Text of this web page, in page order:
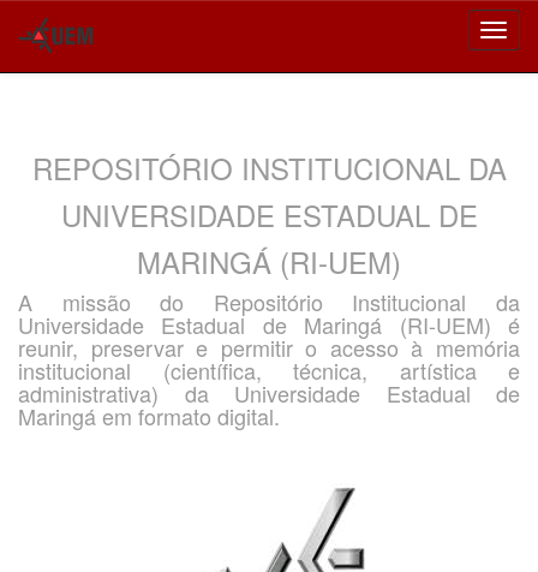
REPOSITÓRIO INSTITUCIONAL DA
UNIVERSIDADE ESTADUAL DE
MARINGÁ (RI-UEM)
A missão do Repositório Institucional da
Universidade Estadual de Maringá (RI-UEM) é
reunir, preservar e permitir o acesso à memória
institucional (científica, técnica, artística e
administrativa) da Universidade Estadual de
Maringá em formato digital.